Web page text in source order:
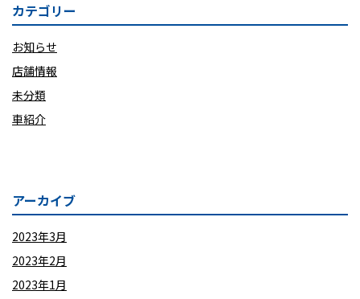
カテゴリー
お知らせ
店舗情報
未分類
車紹介
アーカイブ
2023年3月
2023年2月
2023年1月